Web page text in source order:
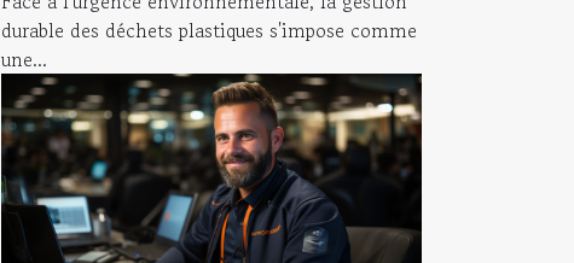
durable des déchets plastiques s'impose comme
une...